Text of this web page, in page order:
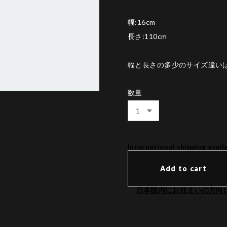
幅:16cm
長さ:110cm
幅と長さの多少のサイズ違い
数量
International shipping
Add to cart
日本国内にお住まいの方向